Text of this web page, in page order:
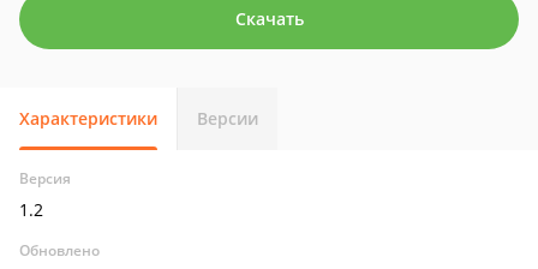
Скачать
Характеристики Версии
Версия
1.2
Обновлено